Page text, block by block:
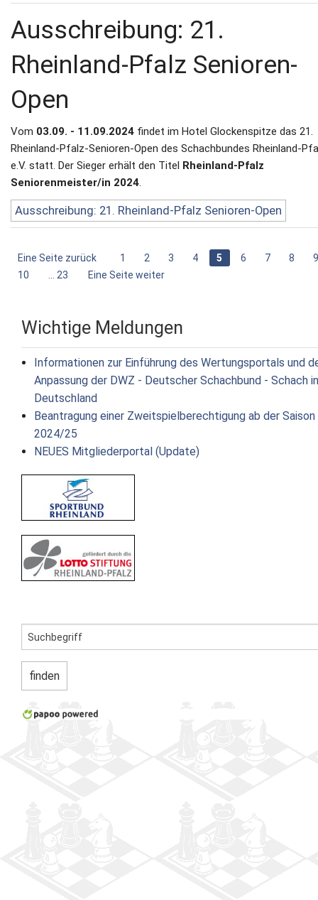
Ausschreibung: 21.
Rheinland-Pfalz Senioren-
Open
Vom 03.09. - 11.09.2024 findet im Hotel Glockenspitze das 21.
Rheinland-Pfalz-Senioren-Open des Schachbundes Rheinland-
e.V. statt. Der Sieger erhält den Titel Rheinland-Pfalz
Seniorenmeister/in 2024.
Ausschreibung: 21. Rheinland-Pfalz Senioren-Open
Eine Seite zurück 1 2 3 4 5 6 7 8
9
10
... 23 Eine Seite weiter
Wichtige Meldungen
Informationen zur Einführung des Wertungsportals und
Anpassung der DWZ - Deutscher Schachbund - Schach in
Deutschland
Beantragung einer Zweitspielberechtigung ab der Saison
2024/25
NEUES Mitgliederportal (Update)